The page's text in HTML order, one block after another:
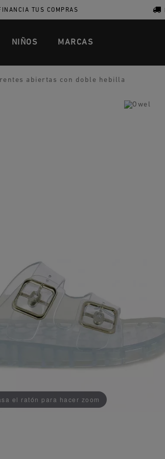
TUS COMPRAS
NIÑOS MARCAS
abiertas con doble hebilla
el ratón para hacer zoom
AÑADIDO AL CARRITO